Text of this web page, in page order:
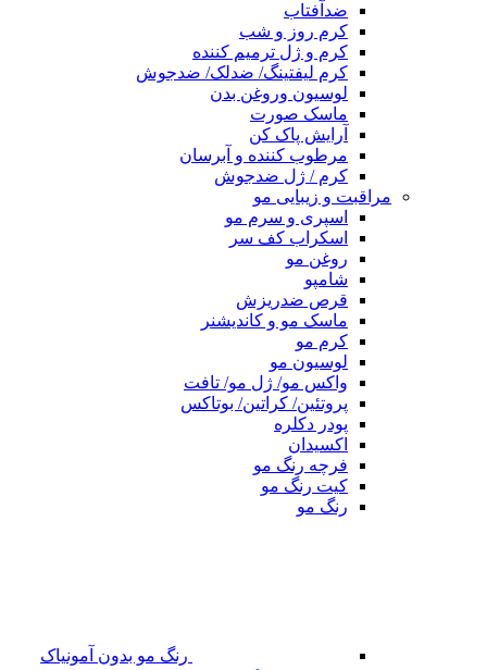
ضدآفتاب
کرم روز و شب
کرم و ژل ترمیم کننده
کرم لیفتینگ/ ضدلک/ ضدجوش
لوسیون وروغن بدن
ماسک صورت
آرایش پاک کن
مرطوب کننده و آبرسان
کرم / ژل ضدجوش
مراقبت و زیبایی مو
اسپری و سرم مو
اسکراب کف سر
روغن مو
شامپو
قرص ضدریزش
ماسک مو و کاندیشنر
کرم مو
لوسیون مو
واکس مو/ ژل مو/ تافت
پروتئین/ کراتین/ بوتاکس
پودر دکلره
اکسیدان
فرچه رنگ مو
کیت رنگ مو
رنگ مو
رنگ مو بدون آمونیاک